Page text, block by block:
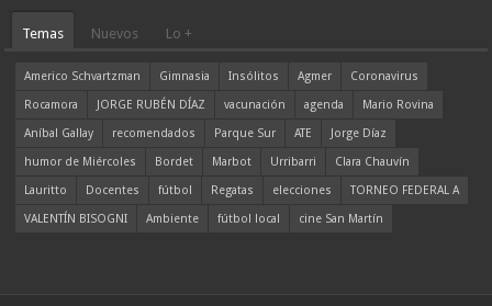
Temas Nuevos Lo +
Americo Schvartzman Gimnasia Insólitos Agmer
Coronavirus
Rocamora
JORGE RUBÉN DÍAZ vacunación agenda
Mario Rovina
Aníbal Gallay
recomendados Parque Sur ATE
Jorge Díaz
humor de Miércoles
Bordet Marbot Urribarri
Clara Chauvín
Lauritto
Docentes fútbol Regatas elecciones
TORNEO FEDERAL A
VALENTÍN BISOGNI
Ambiente fútbol local cine San Martín